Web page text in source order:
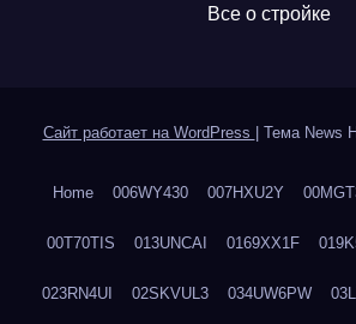
Все о стройке
Сайт работает на WordPress Тема News
Home 006WY430 007HXU2Y
00T70TIS 013UNCAI 0169XX1F
023RN4UI 02SKVUL3 034UW6PW